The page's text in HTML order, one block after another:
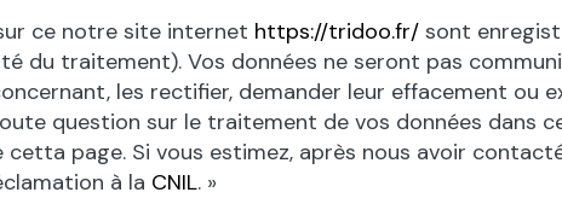
ce notre site internet https://tridoo.fr/ sont
du traitement). Vos données ne seront pas
les rectifier, demander leur effacement
question sur le traitement de vos données dans
page. Si vous estimez, après nous avoir
à la CNIL. »